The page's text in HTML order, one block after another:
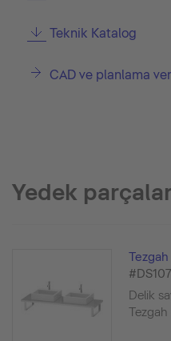
Teknik Katalog
CAD ve planlama
Yedek
Tezgah
Delik
Tezgah